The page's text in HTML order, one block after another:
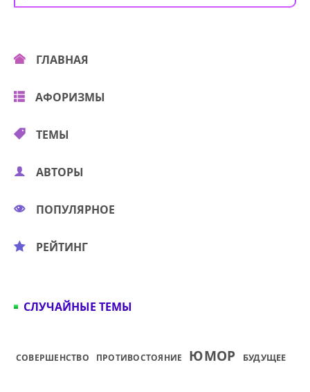
ГЛАВНАЯ
АФОРИЗМЫ
ТЕМЫ
АВТОРЫ
ПОПУЛЯРНОЕ
РЕЙТИНГ
СЛУЧАЙНЫЕ ТЕМЫ
СОВЕРШЕНСТВО ПРОТИВОСТОЯНИЕ ЮМОР БУДУЩЕЕ